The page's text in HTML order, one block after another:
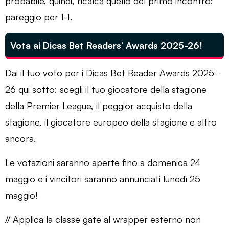
pareggio per 1-1.
Vota ai Dicas Bet Readers’ Awards 2025-26!
Dai il tuo voto per i Dicas Bet Reader Awards 2025-
26 qui sotto: scegli il tuo giocatore della stagione
della Premier League, il peggior acquisto della
stagione, il giocatore europeo della stagione e altro
ancora.
Le votazioni saranno aperte fino a domenica 24
maggio e i vincitori saranno annunciati lunedì 25
maggio!
// Applica la classe gate al wrapper esterno non